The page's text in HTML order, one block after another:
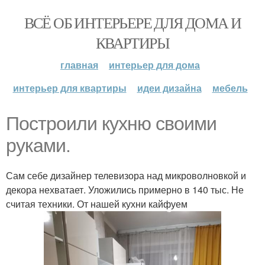
ВСЁ ОБ ИНТЕРЬЕРЕ ДЛЯ ДОМА И
КВАРТИРЫ
главная
интерьер для дома
интерьер для квартиры
идеи дизайна мебель
Построили кухню своими
руками.
Сам себе дизайнер телевизора над микроволновкой и
декора нехватает. Уложились примерно в 140 тыс. Не
считая техники. От нашей кухни кайфуем